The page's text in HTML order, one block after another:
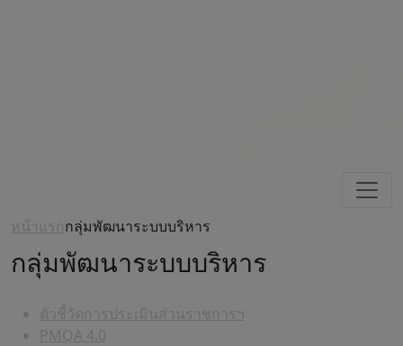
หน้าแรกกลุ่มพัฒนาระบบบริหาร
กลุ่มพัฒนาระบบบริหาร
ตัวชี้วัดการประเมินส่วนราชการฯ
PMQA 4.0